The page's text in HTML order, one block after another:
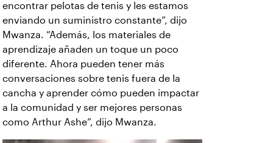
encontrar pelotas de tenis y les estamos
enviando un suministro constante”, dijo
Mwanza. “Además, los materiales de
aprendizaje añaden un toque un poco
diferente. Ahora pueden tener más
conversaciones sobre tenis fuera de la
cancha y aprender cómo pueden impactar
a la comunidad y ser mejores personas
como Arthur Ashe”, dijo Mwanza.